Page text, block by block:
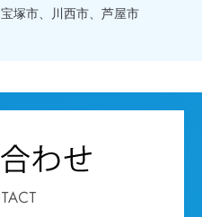
宝塚市、川西市、芦屋市